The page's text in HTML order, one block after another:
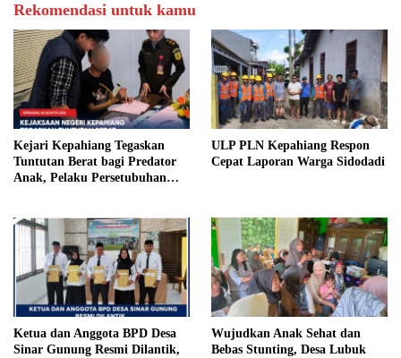
Rekomendasi untuk kamu
Kejari Kepahiang Tegaskan
Tuntutan Berat bagi Predator
Anak, Pelaku Persetubuhan
Penjara
ULP PLN Kepahiang Respon
Cepat Laporan Warga Sidodadi
Ketua dan Anggota BPD Desa
Sinar Gunung Resmi Dilantik,
Wujudkan Anak Sehat dan
Bebas Stunting, Desa Lubuk